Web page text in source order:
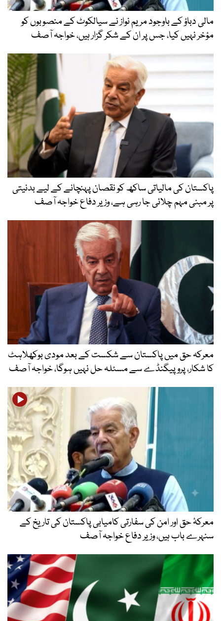
مالی دباؤ کے باوجود مریم نواز نے سیالکوٹ کے منصوبوں کو
مؤخر نہیں کیا، جس پر ان کے شکر گزار ہیں، خواجہ آصف
پاکستان کی مالیاتی ساکھ کو نقصان پہنچانے کے لیے بدنیتی
پر مبنی مہم چلائی جا رہی ہے، وزیر دفاع خواجہ آصف
معرکہ حق میں پاکستان سے شکست کے بعد مودی بوکھلاہٹ
کا شکار، پروپیگنڈے سے مسئلہ حل نہیں ہوگا، خواجہ آصف
معرکۂ حق اور امن کی سفارتی کامیابی پاکستان کی تاریخ کے
سنہرے باب ہیں، وزیر دفاع خواجہ آصف